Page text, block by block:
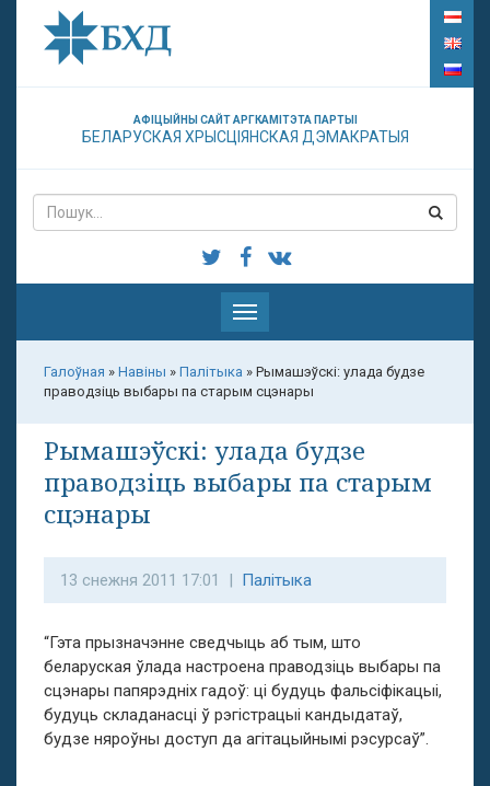
АФІЦЫЙНЫ САЙТ АРГКАМІТЭТА ПАРТЫІ
БЕЛАРУСКАЯ ХРЫСЦІЯНСКАЯ ДЭМАКРАТЫЯ
Паказаць
меню
Галоўная » Навіны » Палітыка » Рымашэўскі: улада будзе
праводзіць выбары па старым сцэнары
Рымашэўскі: улада будзе
праводзіць выбары па старым
сцэнары
13 снежня 2011 17:01 | Палітыка
“Гэта прызначэнне сведчыць аб тым, што
беларуская ўлада настроена праводзіць выбары па
сцэнары папярэдніх гадоў: ці будуць фальсіфікацыі,
будуць складанасці ў рэгістрацыі кандыдатаў,
будзе няроўны доступ да агітацыйнымі рэсурсаў”.